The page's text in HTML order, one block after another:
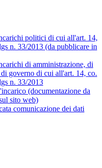
politici di cui all'art. 14,
n. 33/2013 (da pubblicare in
di amministrazione, di
governo di cui all'art. 14, co.
n. 33/2013
(documentazione da
sito web)
comunicazione dei dati